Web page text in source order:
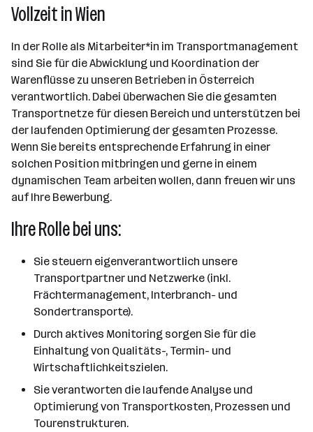
Vollzeit in Wien
In der Rolle als Mitarbeiter*in im Transportmanagement
sind Sie für die Abwicklung und Koordination der
Warenflüsse zu unseren Betrieben in Österreich
verantwortlich. Dabei überwachen Sie die gesamten
Transportnetze für diesen Bereich und unterstützen bei
der laufenden Optimierung der gesamten Prozesse.
Wenn Sie bereits entsprechende Erfahrung in einer
solchen Position mitbringen und gerne in einem
dynamischen Team arbeiten wollen, dann freuen wir uns
auf Ihre Bewerbung.
Ihre Rolle bei uns:
Sie steuern eigenverantwortlich unsere
Transportpartner und Netzwerke (inkl.
Frächtermanagement, Interbranch- und
Sondertransporte).
Durch aktives Monitoring sorgen Sie für die
Einhaltung von Qualitäts-, Termin- und
Wirtschaftlichkeitszielen.
Sie verantworten die laufende Analyse und
Optimierung von Transportkosten, Prozessen und
Tourenstrukturen.